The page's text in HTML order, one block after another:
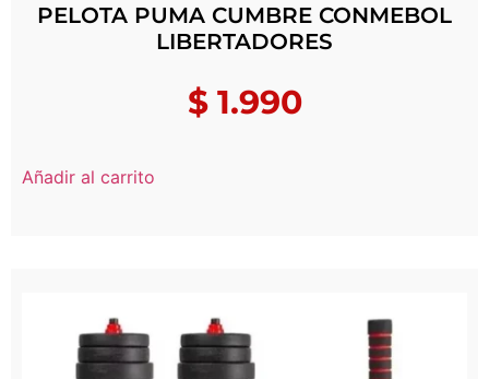
PELOTA PUMA CUMBRE CONMEBOL
LIBERTADORES
$1.990
Añadir al carrito